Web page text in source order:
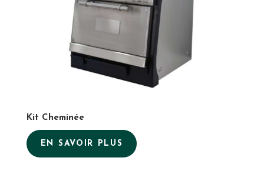
Kit Cheminée
EN SAVOIR PLUS